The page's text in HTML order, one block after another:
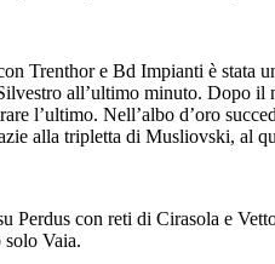
Trenthor e Bd Impianti è
all’ultimo minuto. Dopo
l’ultimo. Nell’albo d’oro
alla tripletta di Musliovski, al
Perdus con reti di Cirasola e
Vaia.